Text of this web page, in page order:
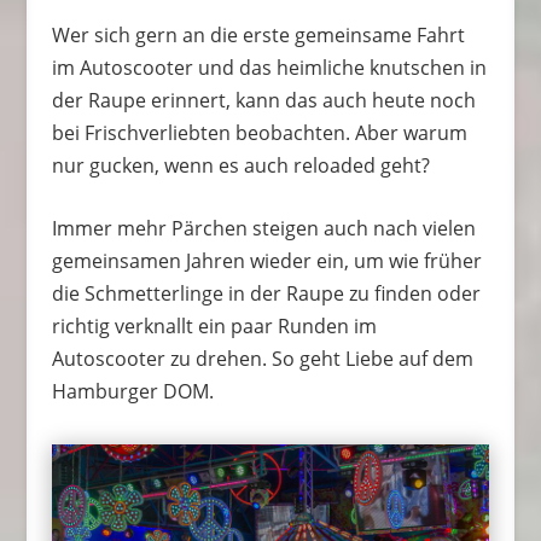
Wer sich gern an die erste gemeinsame Fahrt
im Autoscooter und das heimliche knutschen in
der Raupe erinnert, kann das auch heute noch
bei Frischverliebten beobachten. Aber warum
nur gucken, wenn es auch reloaded geht?
Immer mehr Pärchen steigen auch nach vielen
gemeinsamen Jahren wieder ein, um wie früher
die Schmetterlinge in der Raupe zu finden oder
richtig verknallt ein paar Runden im
Autoscooter zu drehen. So geht Liebe auf dem
Hamburger DOM.